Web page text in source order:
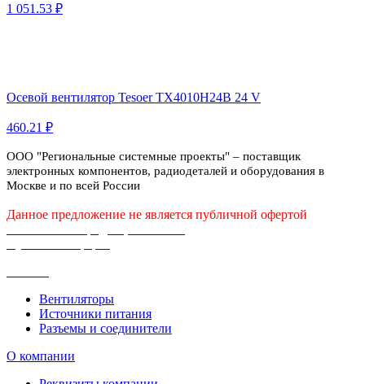
1 051.53 ₽
Осевой вентилятор Tesoer TX4010H24B 24 V
460.21 ₽
ООО "Региональные системные проекты" – поставщик
электронных компонентов, радиодеталей и оборудования в
Москве и по всей России
Данное предложение не является публичной офертой
Вентиляторы
Источники питания
Разъемы и соединители
О компании